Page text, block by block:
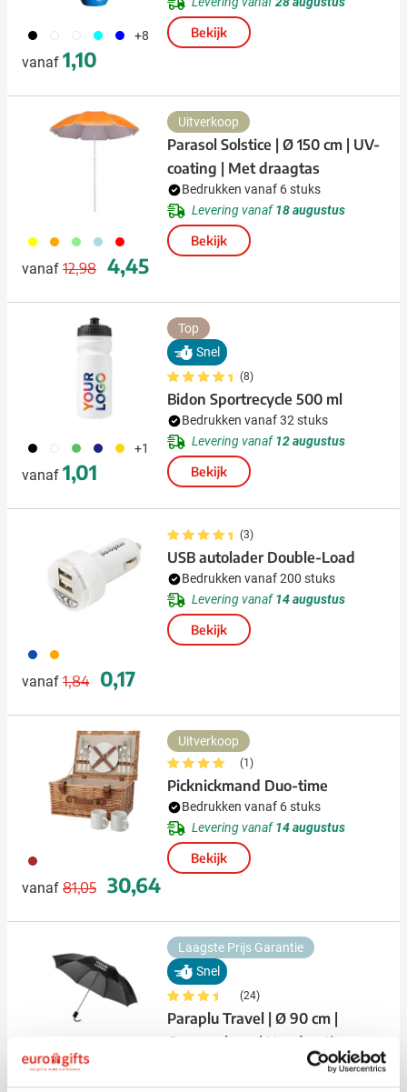
001 002 970 533 005 +8
vanaf 1,10
Bekijk
006 007 029 018 008
vanaf
Normale prijs
12,98
Speciale prijs
4,45
Uitverkoop
Parasol Solstice | Ø 150 cm | UV-
coating | Met draagtas
Bedrukken vanaf 6 stuks
Levering vanaf18 augustus
Bekijk
001 002 004 005 006 +1
vanaf 1,01
Top
Snel
(8)
Bidon Sportrecycle 500 ml
Bedrukken vanaf 32 stuks
Levering vanaf12 augustus
Bekijk
023 007
vanaf
Normale prijs
1,84
Speciale prijs
0,17
(3)
USB autolader Double-Load
Bedrukken vanaf 200 stuks
Levering vanaf14 augustus
Bekijk
011
vanaf
Normale prijs
81,05
Speciale prijs
30,64
Uitverkoop
(1)
Picknickmand Duo-time
Bedrukken vanaf 6 stuks
Levering vanaf14 augustus
Bekijk
001023002024
Laagste Prijs Garantie
Snel
(24)
Paraplu Travel | Ø 90 cm |
Opvouwbaar | Handmatig
Bedrukken vanaf 24 stuks
Levering vanaf12 augustus